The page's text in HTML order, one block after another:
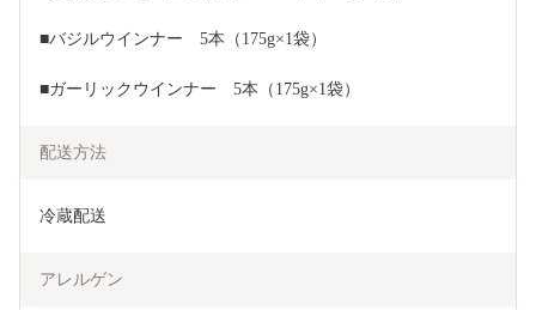
■バジルウインナー　5本（175g×1袋）
■ガーリックウインナー　5本（175g×1袋）
配送方法
冷蔵配送
アレルゲン